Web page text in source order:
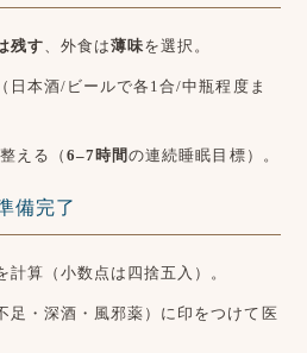
残す 、外食は薄味を選択。
日本酒/ビールで各1合/中瓶程度ま
える（6–7時間の連続睡眠目標）。
備完了
計算（小数点は四捨五入）。
足・深酒・風邪薬）に印をつけて医